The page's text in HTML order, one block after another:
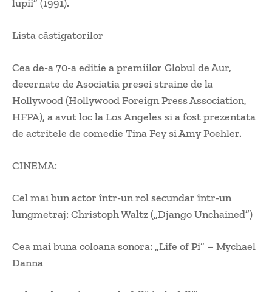
lupii” (1991).
Lista câstigatorilor
Cea de-a 70-a editie a premiilor Globul de Aur,
decernate de Asociatia presei straine de la
Hollywood (Hollywood Foreign Press Association,
HFPA), a avut loc la Los Angeles si a fost prezentata
de actritele de comedie Tina Fey si Amy Poehler.
CINEMA:
Cel mai bun actor într-un rol secundar într-un
lungmetraj: Christoph Waltz („Django Unchained”)
Cea mai buna coloana sonora: „Life of Pi” – Mychael
Danna